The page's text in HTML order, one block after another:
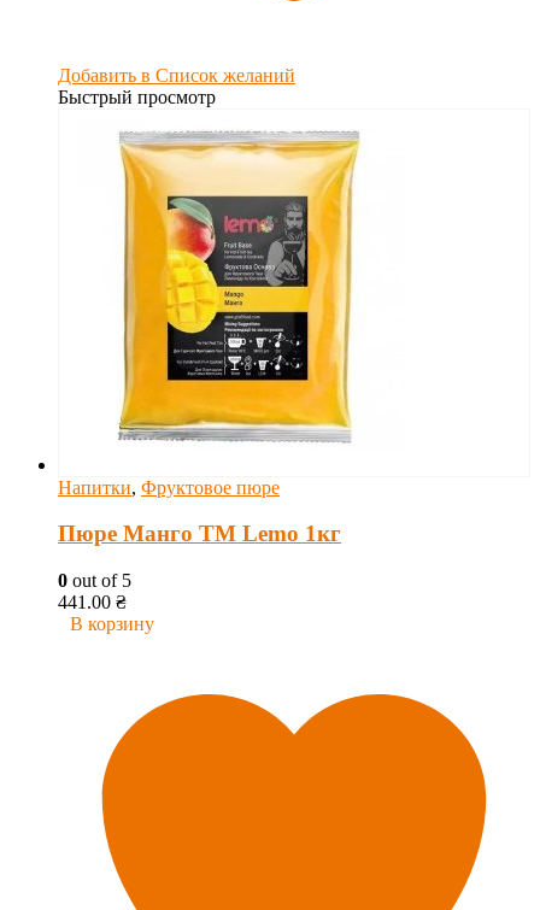
Добавить в Список желаний
Быстрый просмотр
Напитки, Фруктовое пюре
Пюре Манго ТМ Lemo 1кг
0 out of 5
441.00 ₴
В корзину